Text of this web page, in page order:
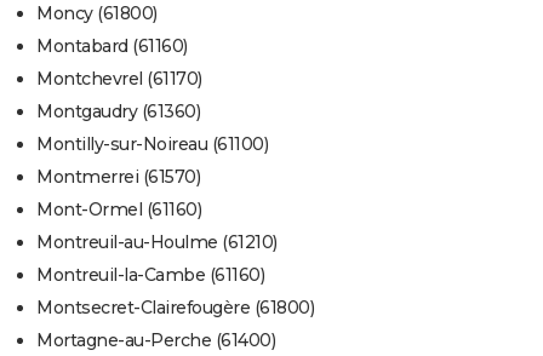
Moncy (61800)
Montabard (61160)
Montchevrel (61170)
Montgaudry (61360)
Montilly-sur-Noireau (61100)
Montmerrei (61570)
Mont-Ormel (61160)
Montreuil-au-Houlme (61210)
Montreuil-la-Cambe (61160)
Montsecret-Clairefougère (61800)
Mortagne-au-Perche (61400)